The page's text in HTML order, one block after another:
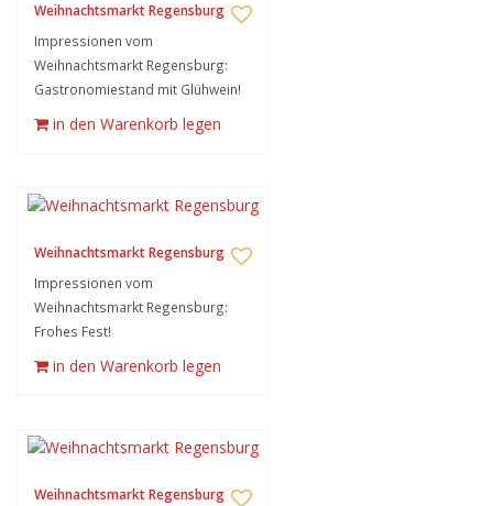
Weihnachtsmarkt Regensburg
Impressionen vom
Weihnachtsmarkt Regensburg:
Gastronomiestand mit Glühwein!
in den Warenkorb legen
Weihnachtsmarkt Regensburg
Impressionen vom
Weihnachtsmarkt Regensburg:
Frohes Fest!
in den Warenkorb legen
Weihnachtsmarkt Regensburg